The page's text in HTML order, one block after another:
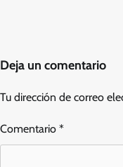
Deja un comentario
Tu dirección de correo
Comentario *